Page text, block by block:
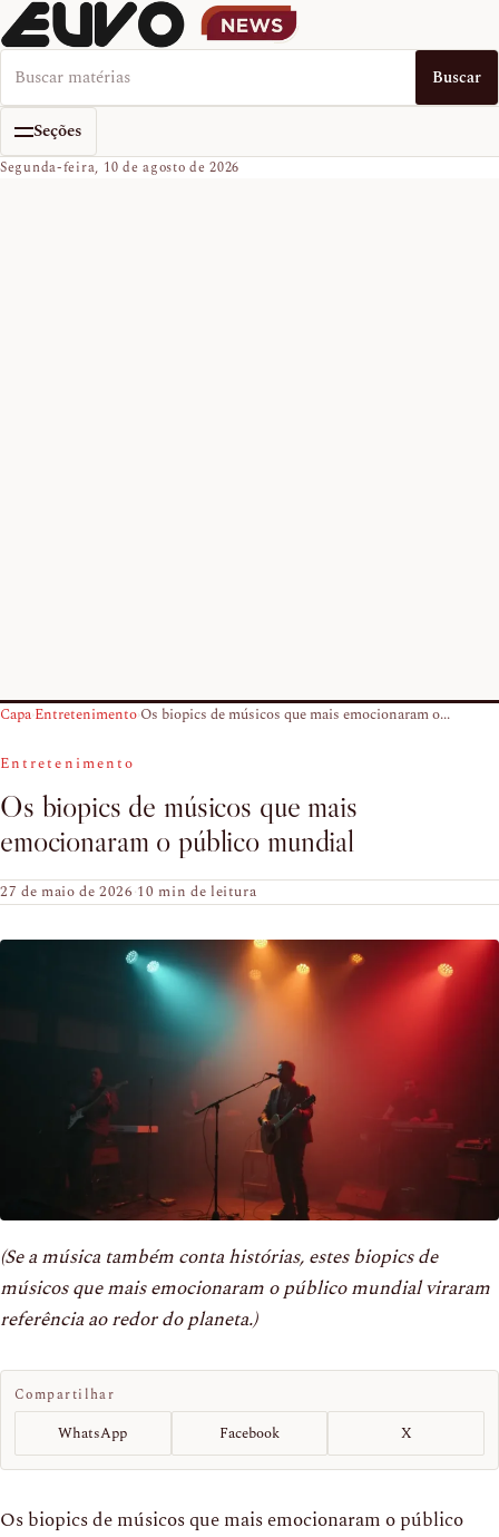
Buscar no EUVO News Buscar
Seções
Segunda-feira, 10 de agosto de 2026
Capa›Entretenimento›Os biopics de músicos que mais emocionaram o...
Entretenimento
Os biopics de músicos que mais
emocionaram o público mundial
27 de maio de 2026·10 min de leitura
(Se a música também conta histórias, estes biopics de
músicos que mais emocionaram o público mundial viraram
referência ao redor do planeta.)
Compartilhar
WhatsApp Facebook X
Os biopics de músicos que mais emocionaram o público